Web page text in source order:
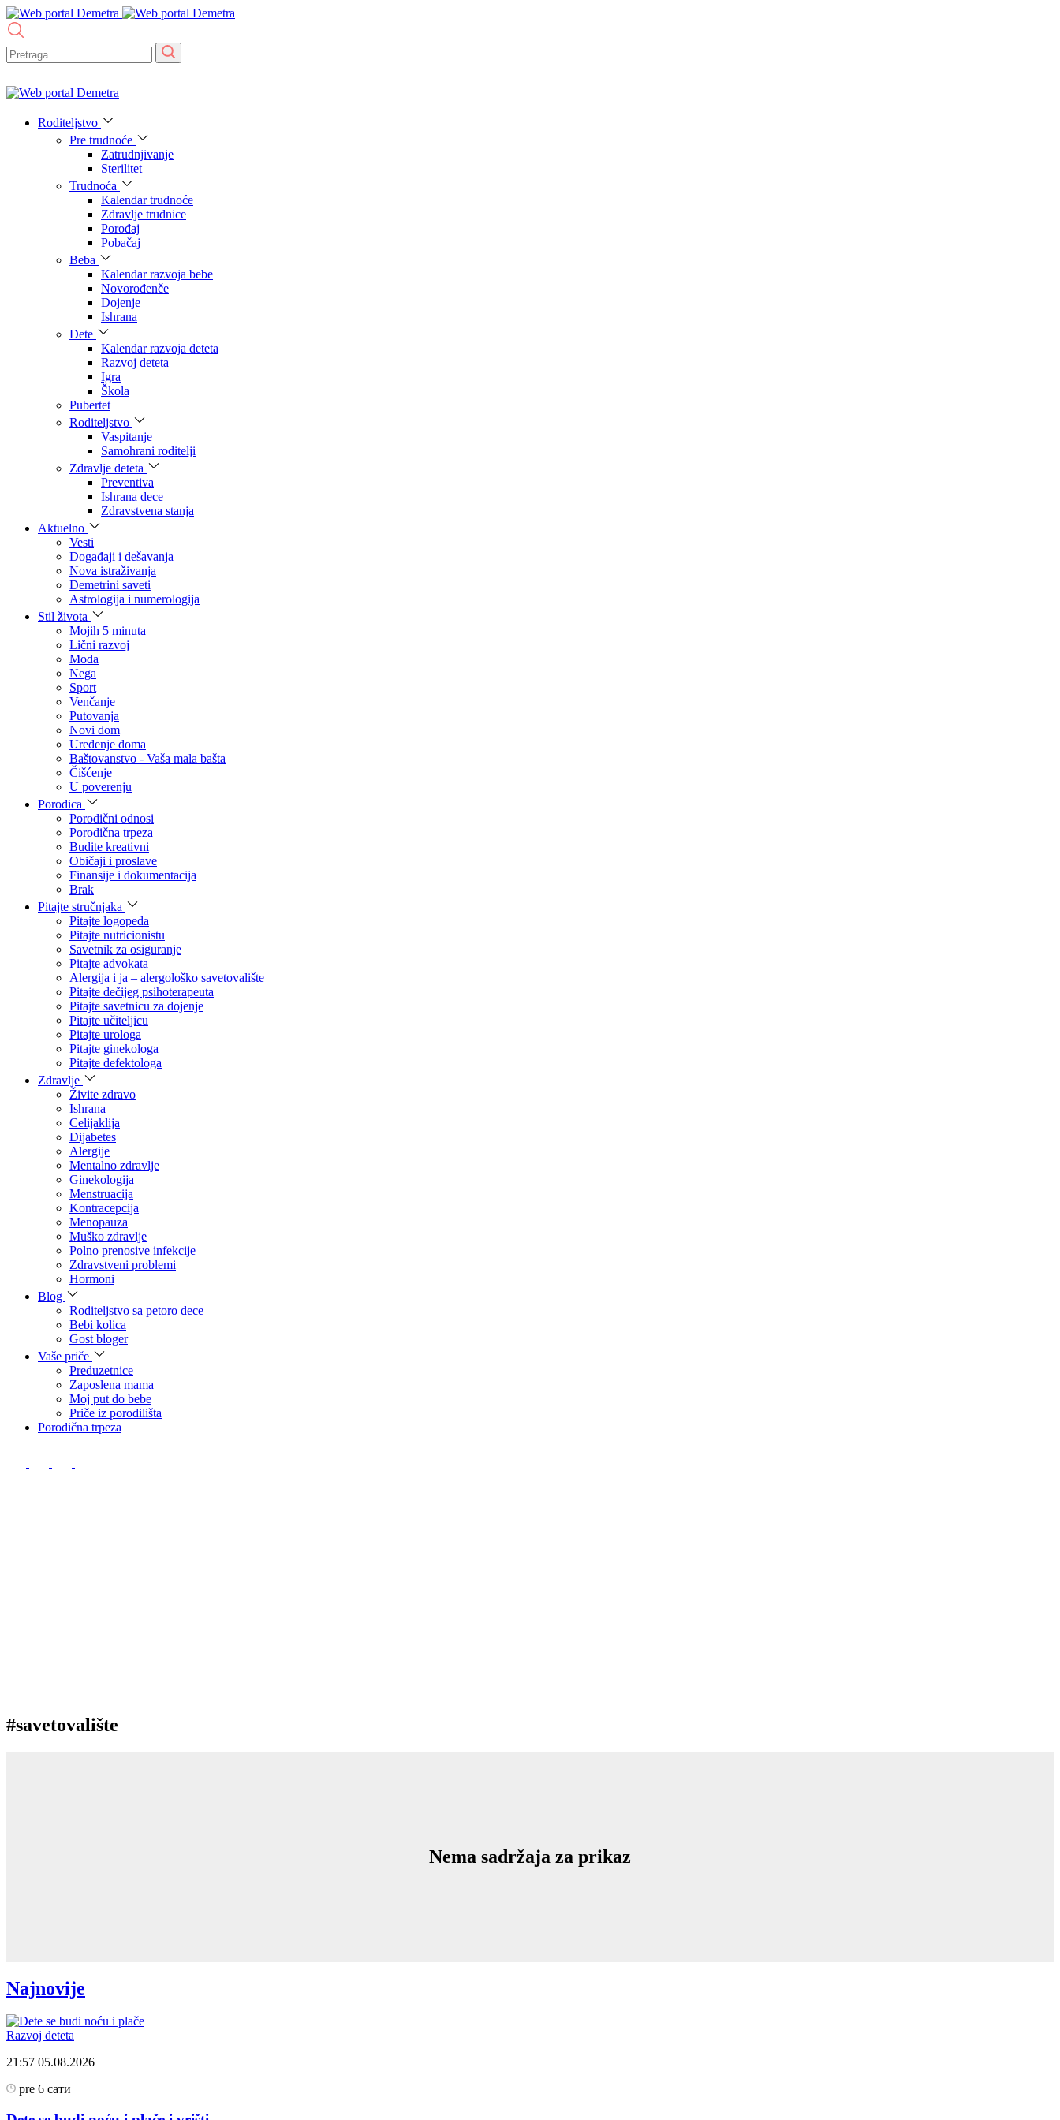
Roditeljstvo
Pre trudnoće
Zatrudnjivanje
Sterilitet
Trudnoća
Kalendar trudnoće
Zdravlje trudnice
Porođaj
Pobačaj
Beba
Kalendar razvoja bebe
Novorođenče
Dojenje
Ishrana
Dete
Kalendar razvoja deteta
Razvoj deteta
Igra
Škola
Pubertet
Roditeljstvo
Vaspitanje
Samohrani roditelji
Zdravlje deteta
Preventiva
Ishrana dece
Zdravstvena stanja
Aktuelno
Vesti
Događaji i dešavanja
Nova istraživanja
Demetrini saveti
Astrologija i numerologija
Stil života
Mojih 5 minuta
Lični razvoj
Moda
Nega
Sport
Venčanje
Putovanja
Novi dom
Uređenje doma
Baštovanstvo - Vaša mala bašta
Čišćenje
U poverenju
Porodica
Porodični odnosi
Porodična trpeza
Budite kreativni
Običaji i proslave
Finansije i dokumentacija
Brak
Pitajte stručnjaka
Pitajte logopeda
Pitajte nutricionistu
Savetnik za osiguranje
Pitajte advokata
Alergija i ja – alergološko savetovalište
Pitajte dečijeg psihoterapeuta
Pitajte savetnicu za dojenje
Pitajte učiteljicu
Pitajte urologa
Pitajte ginekologa
Pitajte defektologa
Zdravlje
Živite zdravo
Ishrana
Celijaklija
Dijabetes
Alergije
Mentalno zdravlje
Ginekologija
Menstruacija
Kontracepcija
Menopauza
Muško zdravlje
Polno prenosive infekcije
Zdravstveni problemi
Hormoni
Blog
Roditeljstvo sa petoro dece
Bebi kolica
Gost bloger
Vaše priče
Preduzetnice
Zaposlena mama
Moj put do bebe
Priče iz porodilišta
Porodična trpeza
#savetovalište
Nema sadržaja za prikaz
Najnovije
Razvoj deteta
21:57 05.08.2026
pre 6 сати